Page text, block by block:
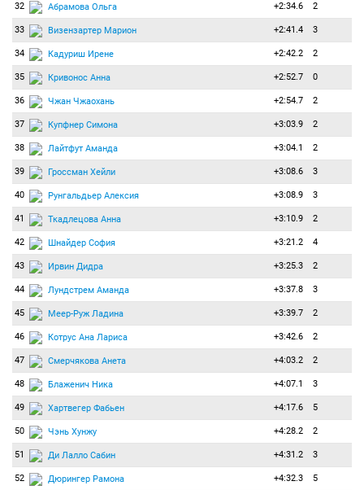
32 Абрамова Ольга +2:34.6 2
33 Визензартер Марион +2:41.4 3
34 Кадуриш Ирене +2:42.2 2
35 Кривонос Анна +2:52.7 0
36 Чжан Чжаохань +2:54.7 2
37 Купфнер Симона +3:03.9 2
38 Лайтфут Аманда +3:04.1 2
39 Гроссман Хейли +3:08.6 3
40 Рунгальдьер Алексия +3:08.9 3
41 Ткадлецова Анна +3:10.9 2
42 Шнайдер София +3:21.2 4
43 Ирвин Дидра +3:25.3 2
44 Лундстрем Аманда +3:37.8 3
45 Меер-Руж Ладина +3:39.7 2
46 Котрус Ана Лариса +3:42.6 2
47 Смерчякова Анета +4:03.2 2
48 Блаженич Ника +4:07.1 3
49 Хартвегер Фабьен +4:17.6 5
50 Чэнь Хунжу +4:28.2 2
51 Ди Лалло Сабин +4:31.2 3
52 Дюрингер Рамона +4:32.3 5